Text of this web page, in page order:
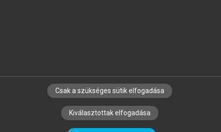
SZERZŐKNEK CÉGEKNEK KÖNYVTÁROSOKNAK
SZERKESZTÉSI ÉS LEKTORÁLÁSI ALAPELVEK
Csak a szükséges sütik elfogadása
Kiválasztottak elfogadása